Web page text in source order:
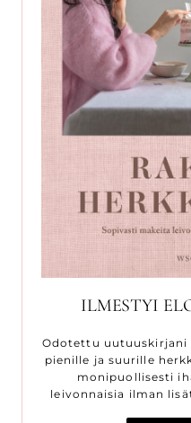
ILMESTYI
Odotettu uutuuskirjani
pienille ja suurille
monipuollisesti
leivonnaisia ilman